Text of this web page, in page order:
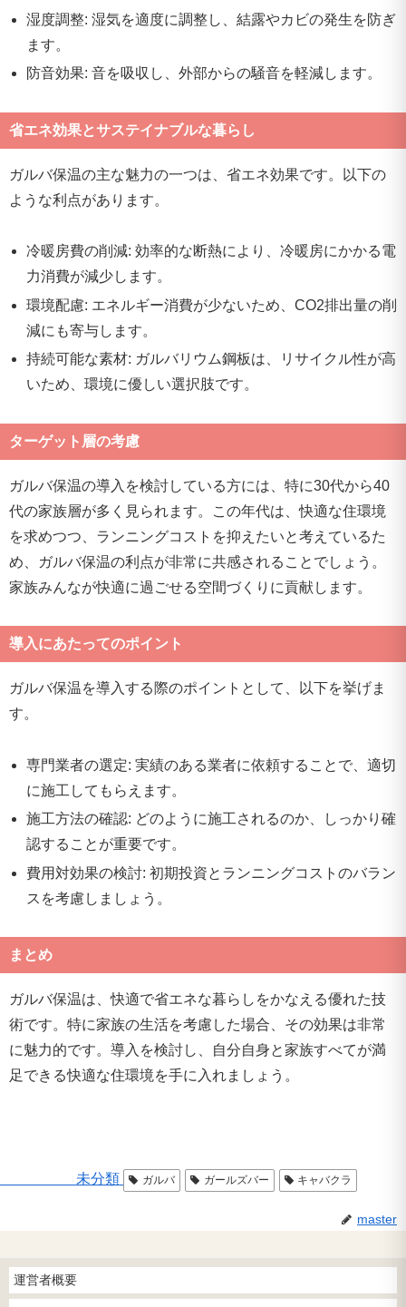
湿度調整: 湿気を適度に調整し、結露やカビの発生を防ぎ
ます。
防音効果: 音を吸収し、外部からの騒音を軽減します。
省エネ効果とサステイナブルな暮らし
ガルバ保温の主な魅力の一つは、省エネ効果です。以下の
ような利点があります。
冷暖房費の削減: 効率的な断熱により、冷暖房にかかる電
力消費が減少します。
環境配慮: エネルギー消費が少ないため、CO2排出量の削
減にも寄与します。
持続可能な素材: ガルバリウム鋼板は、リサイクル性が高
いため、環境に優しい選択肢です。
ターゲット層の考慮
ガルバ保温の導入を検討している方には、特に30代から40
代の家族層が多く見られます。この年代は、快適な住環境
を求めつつ、ランニングコストを抑えたいと考えているた
め、ガルバ保温の利点が非常に共感されることでしょう。
家族みんなが快適に過ごせる空間づくりに貢献します。
導入にあたってのポイント
ガルバ保温を導入する際のポイントとして、以下を挙げま
す。
専門業者の選定: 実績のある業者に依頼することで、適切
に施工してもらえます。
施工方法の確認: どのように施工されるのか、しっかり確
認することが重要です。
費用対効果の検討: 初期投資とランニングコストのバラン
スを考慮しましょう。
まとめ
ガルバ保温は、快適で省エネな暮らしをかなえる優れた技
術です。特に家族の生活を考慮した場合、その効果は非常
に魅力的です。導入を検討し、自分自身と家族すべてが満
足できる快適な住環境を手に入れましょう。
未分類 ガルバ ガールズバー キャバクラ
master
運営者概要